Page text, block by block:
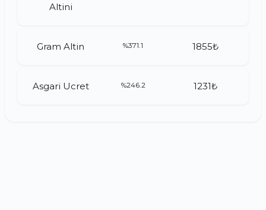
Altini
Gram Altin %371.1 1855₺
Asgari Ucret %246.2 1231₺